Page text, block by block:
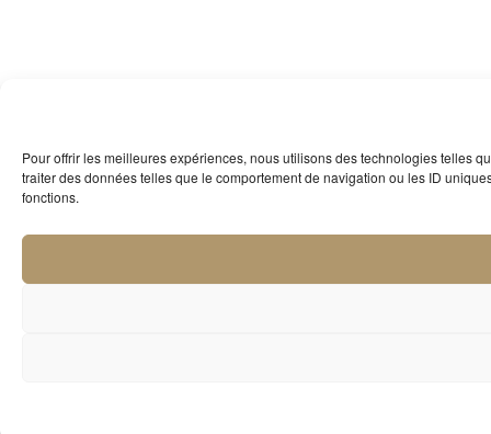
Pour offrir les meilleures expériences, nous utilisons des technologies telles
traiter des données telles que le comportement de navigation ou les ID
fonctions.